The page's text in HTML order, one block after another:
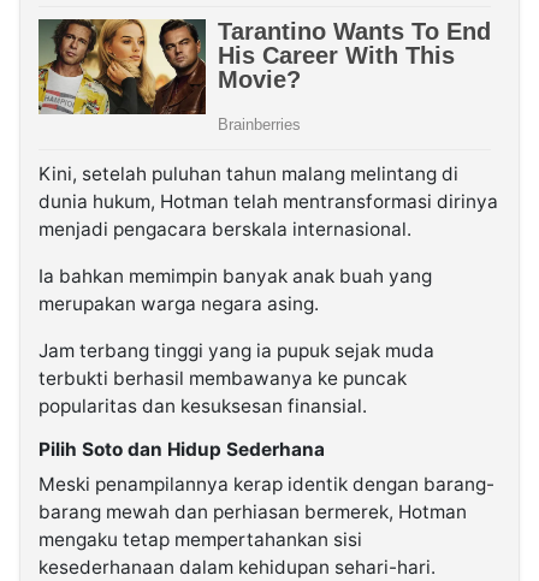
Kini, setelah puluhan tahun malang melintang di
dunia hukum, Hotman telah mentransformasi dirinya
menjadi pengacara berskala internasional.
Ia bahkan memimpin banyak anak buah yang
merupakan warga negara asing.
Jam terbang tinggi yang ia pupuk sejak muda
terbukti berhasil membawanya ke puncak
popularitas dan kesuksesan finansial.
Pilih Soto dan Hidup Sederhana
Meski penampilannya kerap identik dengan barang-
barang mewah dan perhiasan bermerek, Hotman
mengaku tetap mempertahankan sisi
kesederhanaan dalam kehidupan sehari-hari.